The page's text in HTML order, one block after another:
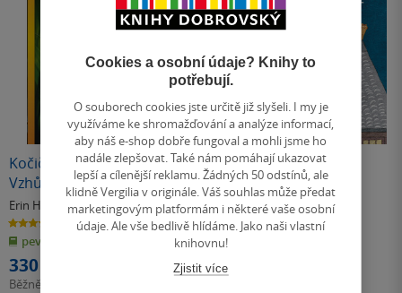
Kočičí válečníci (1) EXTRA -
Vzhůru do divočiny
Erin Hunterová
4.8
z
5
hvězdiček
pevná vazba
330 Kč
Běžně
Kočičí dům
Chih-Hao Yen
5.0
z
5
hvězdiček
pevná vazba
357 Kč
Cookies a osobní údaje? Knihy to
potřebují.
O souborech cookies jste určitě již slyšeli. I my je
využíváme ke shromažďování a analýze informací,
aby náš e-shop dobře fungoval a mohli jsme ho
nadále zlepšovat. Také nám pomáhají ukazovat
lepší a cílenější reklamu. Žádných 50 odstínů, ale
klidně Vergilia v originále. Váš souhlas může předat
marketingovým platformám i některé vaše osobní
údaje. Ale vše bedlivě hlídáme. Jako naši vlastní
knihovnu!
Zjistit více